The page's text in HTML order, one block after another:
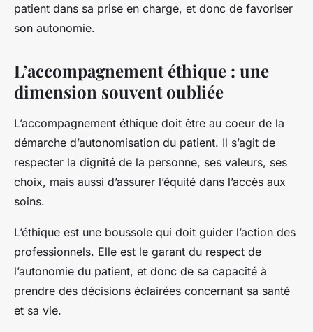
patient dans sa prise en charge, et donc de favoriser
son autonomie.
L’accompagnement éthique : une
dimension souvent oubliée
L’accompagnement éthique doit être au coeur de la
démarche d’autonomisation du patient. Il s’agit de
respecter la dignité de la personne, ses valeurs, ses
choix, mais aussi d’assurer l’équité dans l’accès aux
soins.
L’éthique est une boussole qui doit guider l’action des
professionnels. Elle est le garant du respect de
l’autonomie du patient, et donc de sa capacité à
prendre des décisions éclairées concernant sa santé
et sa vie.